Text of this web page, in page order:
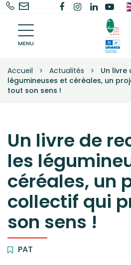
Gestion des traceurs
02
91
68
Nous
Lien
Facebook
Lien
compte
Instagram
Lien
vers
compte
Linkedin
Lien
la
MENU
Parc
de
–
Une
Accueil Actualités
Un livre
légumineuses et céréales, un
tout son sens !
Un livre de
les
céréales, un
collectif qui
son sens !
PAT